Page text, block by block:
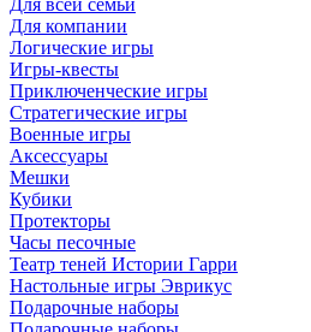
Для всей семьи
Для компании
Логические игры
Игры-квесты
Приключенческие игры
Стратегические игры
Военные игры
Аксессуары
Мешки
Кубики
Протекторы
Часы песочные
Театр теней Истории Гарри
Настольные игры Эврикус
Подарочные наборы